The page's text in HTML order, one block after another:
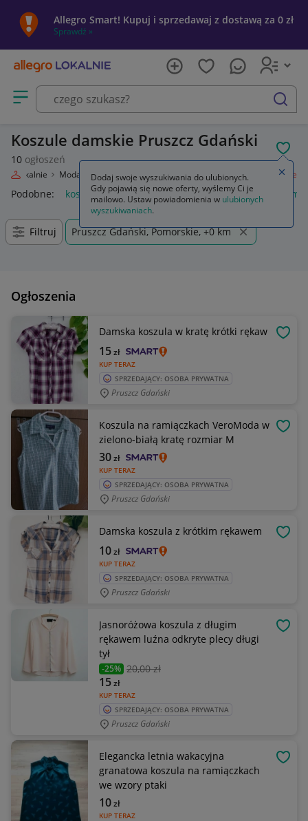
Allegro Smart! Kupuj i sprzedawaj z dostawą za 0 zł
Sprawdź »
Otwórz menu z kategoriami
szukaj
Koszule damskie Pruszcz Gdański
10 ogłoszeń
Lokalnie Moda Odzież, Obuwie, Dodatki Odzież damska Koszule
Podobne: koszule anda47 koszule poporodowe koszule
Filtruj Pruszcz Gdański, Pomorskie, +0 km
Ogłoszenia
Damska koszula w kratę krótki rękaw
KUP TERAZ
15zł
SPRZEDAJĄCY: OSOBA PRYWATNA
Pruszcz Gdański
Koszula na ramiączkach VeroModa w
zielono-białą kratę rozmiar M
KUP TERAZ
30zł
SPRZEDAJĄCY: OSOBA PRYWATNA
Pruszcz Gdański
Damska koszula z krótkim rękawem
KUP TERAZ
10zł
SPRZEDAJĄCY: OSOBA PRYWATNA
Pruszcz Gdański
Jasnoróżowa koszula z długim
rękawem luźna odkryte plecy długi
tył
-25% 20,00 zł
KUP TERAZ
15zł
SPRZEDAJĄCY: OSOBA PRYWATNA
Pruszcz Gdański
Elegancka letnia wakacyjna
granatowa koszula na ramiączkach
we wzory ptaki
KUP TERAZ
10zł
Dodaj swoje wyszukiwania do ulubionych.
Gdy pojawią się nowe oferty, wyślemy Ci je
mailowo. Ustaw powiadomienia w ulubionych
wyszukiwaniach.